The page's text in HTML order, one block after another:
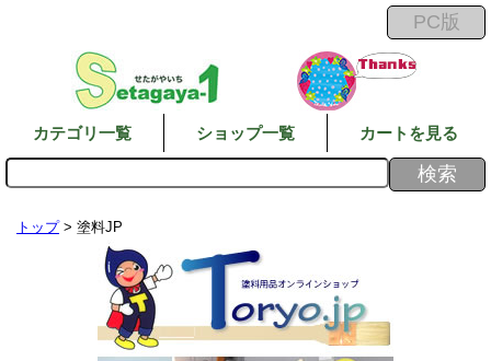
カテゴリ一覧 ショップ一覧 カートを見る
トップ> 塗料JP